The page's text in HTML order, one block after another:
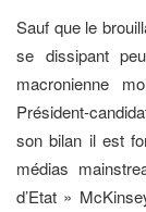
Sauf que le
se dissipant
macronienne
Président-
son bilan il est
médias
d’Etat »